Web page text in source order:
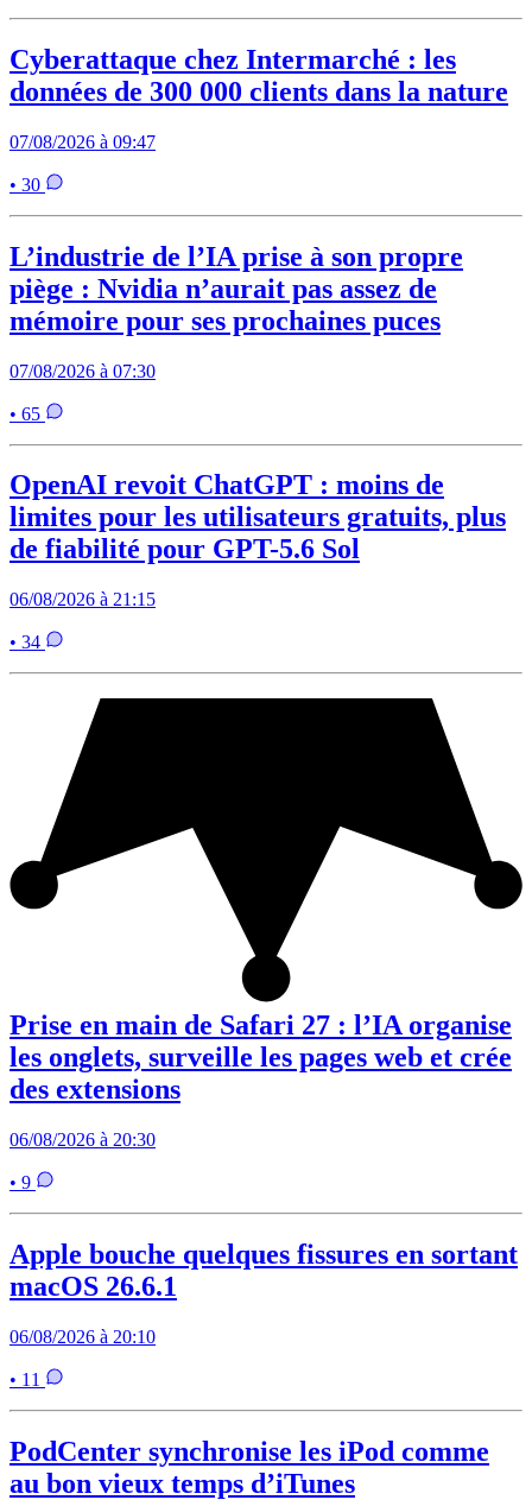
Cyberattaque chez Intermarché : les
données de 300 000 clients dans la nature
07/08/2026 à 09:47
• 30
L’industrie de l’IA prise à son propre
piège : Nvidia n’aurait pas assez de
mémoire pour ses prochaines puces
07/08/2026 à 07:30
• 65
OpenAI revoit ChatGPT : moins de
limites pour les utilisateurs gratuits, plus
de fiabilité pour GPT-5.6 Sol
06/08/2026 à 21:15
• 34
Prise en main de Safari 27 : l’IA organise
les onglets, surveille les pages web et crée
des extensions
06/08/2026 à 20:30
• 9
Apple bouche quelques fissures en sortant
macOS 26.6.1
06/08/2026 à 20:10
• 11
PodCenter synchronise les iPod comme
au bon vieux temps d’iTunes